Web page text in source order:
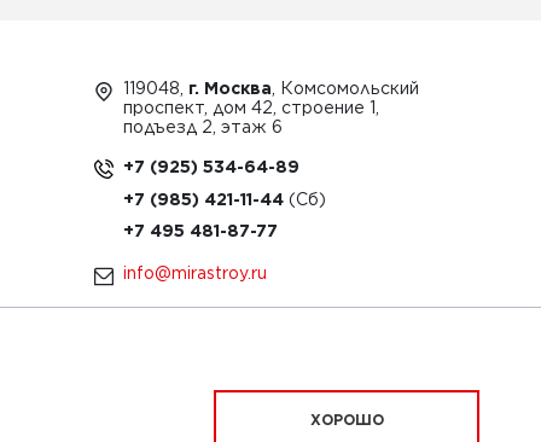
119048, г. Москва , Комсомольский
проспект, дом 42, строение 1,
подъезд 2, этаж 6
+7 (925) 534-64-89
+7 (985) 421-11-44
+7 495 481-87-77
info@mirastroy.ru
ХОРОШО